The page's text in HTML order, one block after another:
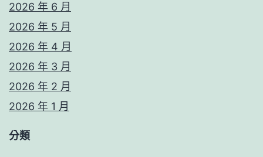
2026 年 6 月
2026 年 5 月
2026 年 4 月
2026 年 3 月
2026 年 2 月
2026 年 1 月
分類